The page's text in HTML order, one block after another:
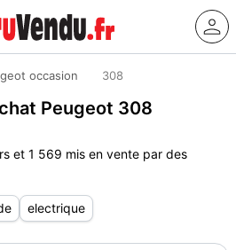
occasion 308
Peugeot 308
et 1 569 mis en vente par des
electrique